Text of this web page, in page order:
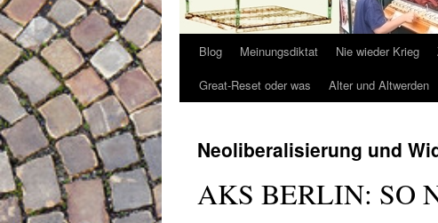
Blog Meinungsdiktat Nie wieder Krieg
Great-Reset oder was
Alter und Altwerden
Neoliberalisierung und
AKS BERLIN: SO